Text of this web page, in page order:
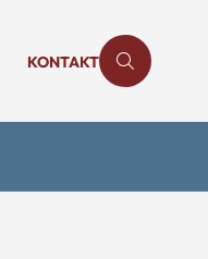
KONTAKT